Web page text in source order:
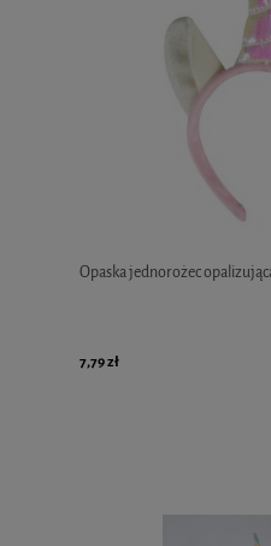
Opaska jednorożec
7,79 zł